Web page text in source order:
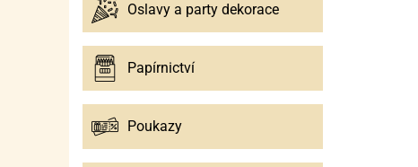
Oslavy a party dekorace
Papírnictví
Poukazy